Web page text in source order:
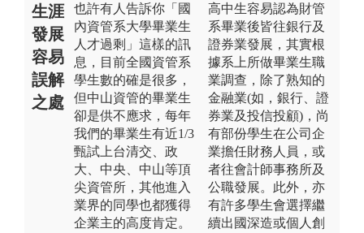
生涯
發展
容易
誤解
之處
也許有人告訴你「國
內資管系大學畢業生
人才過剩」這樣的訊
息，目前全國資管系
學生數的確是很多，
但中山資管的畢業生
卻是供不應求，每年
我們的畢業生有近1/3
甄試上台清交、政
大、中央、中山等頂
尖資管所，其他進入
業界的同學也都獲得
企業主的高度肯定。
高中生容易認為財管
系畢業後皆往銀行及
證券業發展，其實根
據系上所做畢業生職
業調查，除了熟知的
金融業(如，銀行、證
券業及投信投顧)，尚
有部份學生在公司企
業擔任財務人員，或
者往會計師事務所及
公職發展。此外，亦
有許多學生會選擇繼
續出國深造或個人創